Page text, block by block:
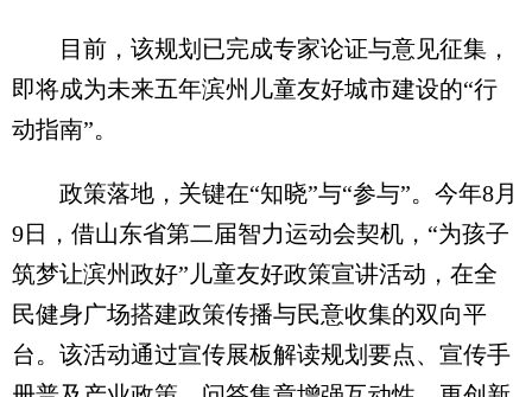
目前，该规划已完成专家论证与意见征集，
即将成为未来五年滨州儿童友好城市建设的“行
动指南”。
政策落地，关键在“知晓”与“参与”。今年8月
9日，借山东省第二届智力运动会契机，“为孩子
筑梦让滨州政好”儿童友好政策宣讲活动，在全
民健身广场搭建政策传播与民意收集的双向平
台。该活动通过宣传展板解读规划要点、宣传手